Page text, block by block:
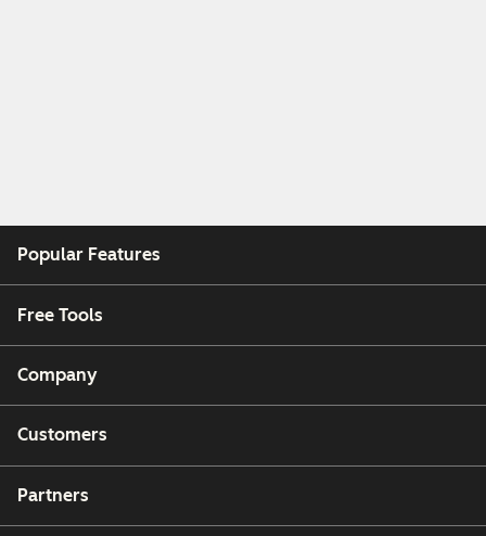
Popular Features
Free Tools
Company
Customers
Partners